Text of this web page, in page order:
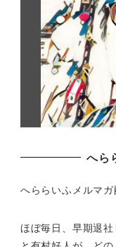
へら
へららいふメルマガ
ほぼ毎日、早期退